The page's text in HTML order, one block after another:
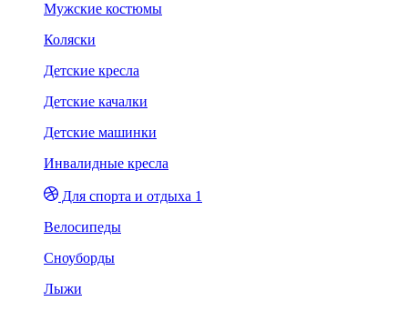
Мужские костюмы
Коляски
Детские кресла
Детские качалки
Детские машинки
Инвалидные кресла
Для спорта и отдыха 1
Велосипеды
Сноуборды
Лыжи